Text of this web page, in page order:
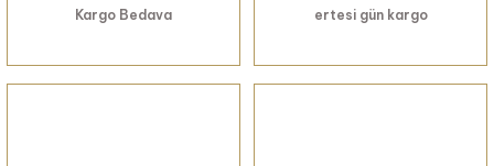
Kargo Bedava
ertesi gün kargo